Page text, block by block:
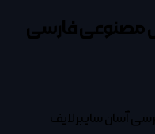
فارسی
آسان سایبرلایف